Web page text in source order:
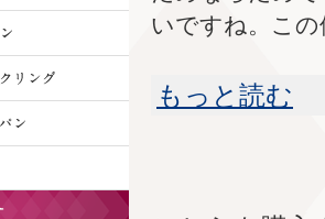
いですね。こ
もっと読む